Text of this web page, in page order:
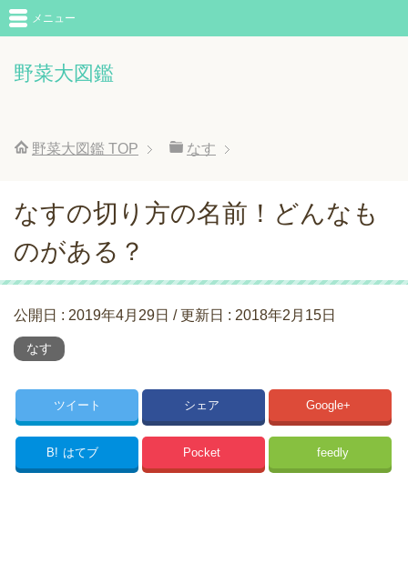
野菜大図鑑
メニュー
野菜大図鑑 TOP なす
なすの切り方の名前！どんなも
のがある？
公開日 : 2019年4月29日 / 更新日 : 2018年2月15日
なす
ツイート シェア Google+
B! はてブ Pocket feedly